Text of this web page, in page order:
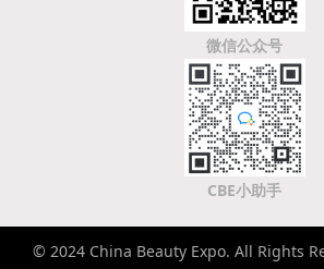
微信公众号
CBE小助手
© 2024 China Beauty Expo. All Rights